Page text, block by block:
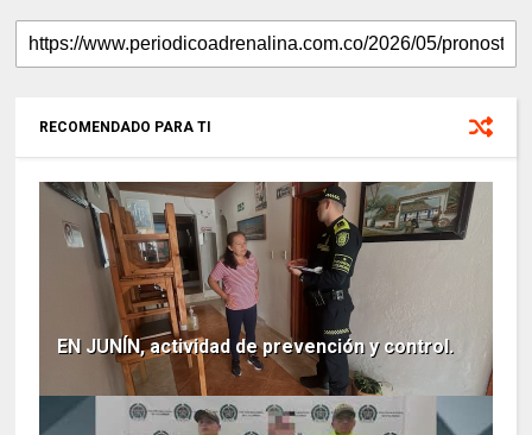
RECOMENDADO PARA TI
EN JUNÍN, actividad de prevención y control.